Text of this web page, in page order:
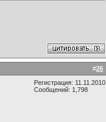
#26
Регистрация: 11.11.2010
Сообщений: 1,798